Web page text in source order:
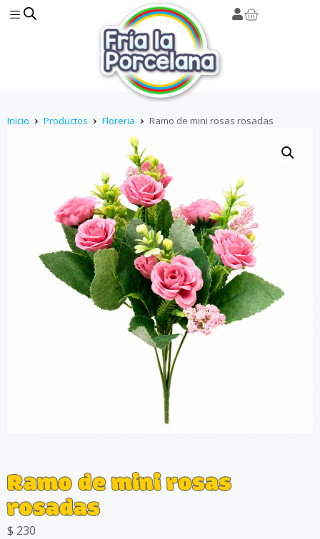
Inicio Productos Floreria Ramo de mini rosas rosadas
Ramo de mini rosas
rosadas
$ 230